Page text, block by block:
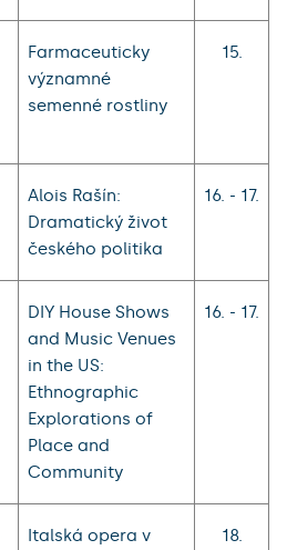
Farmaceuticky
významné
semenné rostliny
15.
Alois Rašín:
Dramatický život
českého politika
16. - 17.
DIY House Shows
and Music Venues
in the US:
Ethnographic
Explorations of
Place and
Community
16. - 17.
Italská opera v
18.